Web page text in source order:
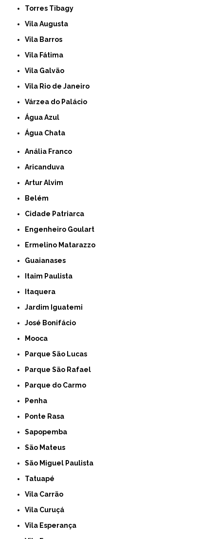
Torres Tibagy
Vila Augusta
Vila Barros
Vila Fátima
Vila Galvão
Vila Rio de Janeiro
Várzea do Palácio
Água Azul
Água Chata
Anália Franco
Aricanduva
Artur Alvim
Belém
Cidade Patriarca
Engenheiro Goulart
Ermelino Matarazzo
Guaianases
Itaim Paulista
Itaquera
Jardim Iguatemi
José Bonifácio
Mooca
Parque São Lucas
Parque São Rafael
Parque do Carmo
Penha
Ponte Rasa
Sapopemba
São Mateus
São Miguel Paulista
Tatuapé
Vila Carrão
Vila Curuçá
Vila Esperança